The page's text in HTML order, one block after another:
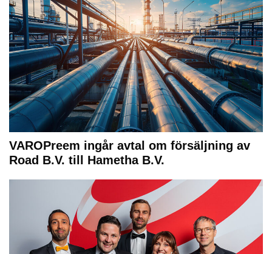
VAROPreem ingår avtal om försäljning av
Road B.V. till Hametha B.V.